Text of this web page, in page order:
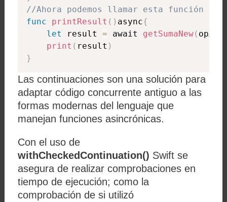
//Ahora podemos llamar esta función de
func
printResult ( ) async{
let result = await getSumaNew( opA
print ( result )
}
Las continuaciones son una solución para
adaptar código concurrente antiguo a las
formas modernas del lenguaje que
manejan funciones asincrónicas.
Con el uso de
withCheckedContinuation() Swift se
asegura de realizar comprobaciones en
tiempo de ejecución; como la
comprobación de si utilizó